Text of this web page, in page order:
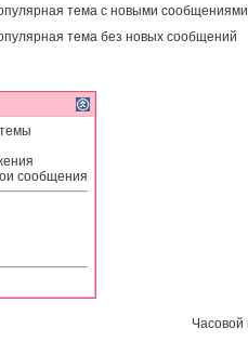
тема с новыми сообщениями
тема без новых сообщений
сообщения
Часовой